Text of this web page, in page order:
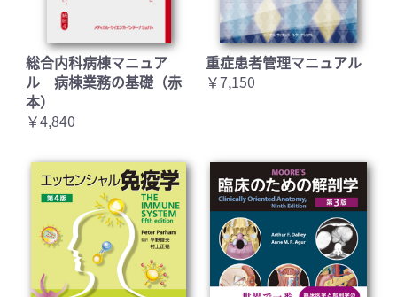
総合内科病棟マニュア
ル 病棟業務の基礎（赤
本）
￥4,840
重症患者管理マニュアル
￥7,150